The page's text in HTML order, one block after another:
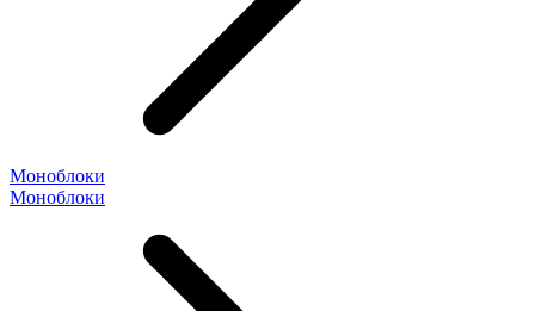
Моноблоки
Моноблоки